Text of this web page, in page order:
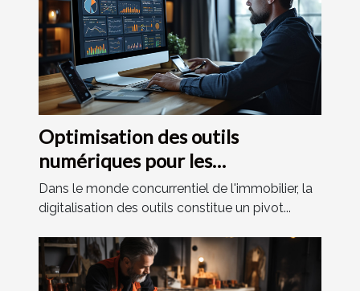
Optimisation des outils
numériques pour les
professionnels de l'immobilier :
comment améliorer votre
visibilité et efficacité
Dans le monde concurrentiel de l'immobilier, la
digitalisation des outils constitue un pivot...